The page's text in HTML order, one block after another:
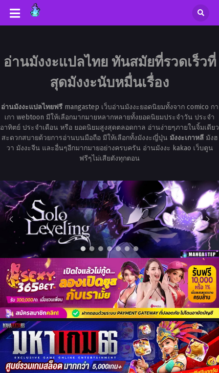
อ่านมังงะแปลไทย ทันสมัยที่รวดเร็วที่
สุดมังงะนับหมื่นเรื่อง
อ่านมังงะแปลไทยฟรีmangastep เว็บอ่านมังงะยอดนิยมทั้งจาก comico กา
เกา webtoon มีให้เลือกมากมายหลากหลายทั้งยอดนิยมประจำวัน ประจำ
อาทิตย์ ประจำเดือน หรือ ยอดนิยมสูงสุดตลอดกาล อ่านง่ายๆภายในจิ้มเดียว
สะดวกสบายด้วยการอ่านบนมือถือ มีให้เลือกทั้งมังงะญี่ปุ่น มังงะเกาหลีมังฮ
วา มังงะจีน และอื่นๆอีกมากมายอย่างครบครัน อ่านมังงะ kakao เว็บตูน
ฟรีๆไม่เสียตังทุกตอน